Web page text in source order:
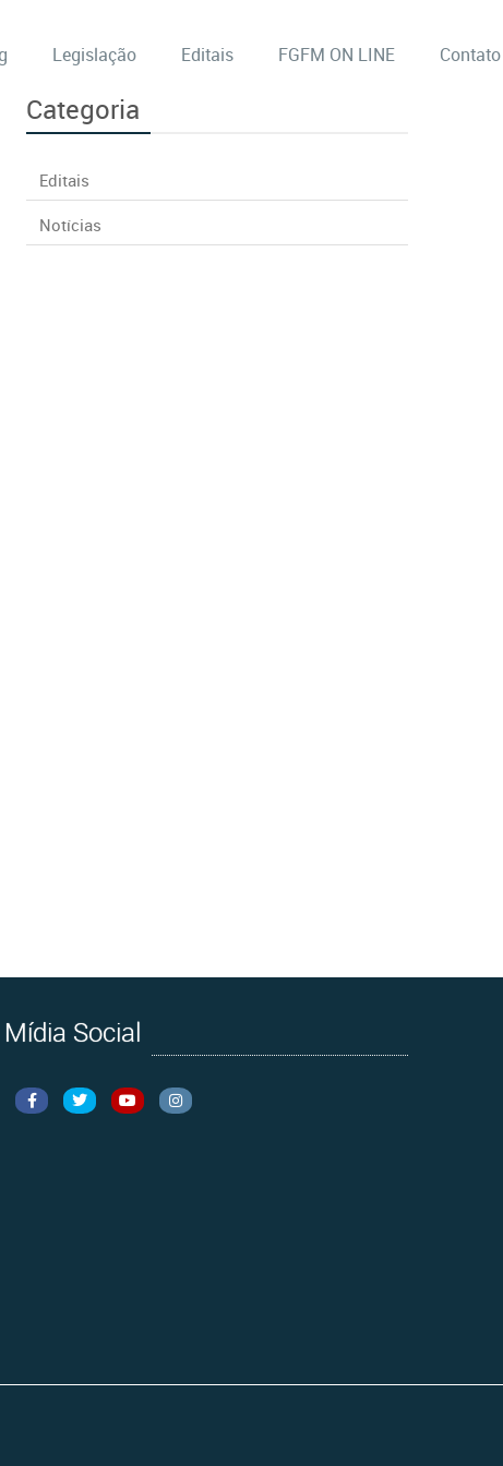
Legislação Editais FGFM ON LINE Contato
Categoria
Editais
Notícias
Mídia Social